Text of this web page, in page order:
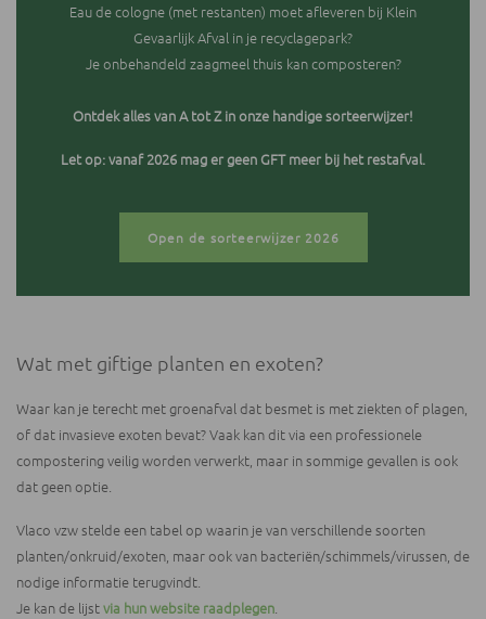
Eau de cologne (met restanten) moet afleveren bij Klein
Gevaarlijk Afval in je recyclagepark?
Je onbehandeld zaagmeel thuis kan composteren?
Ontdek alles van A tot Z in onze handige sorteerwijzer!
Let op: vanaf 2026 mag er geen GFT meer bij het restafval.
Open de sorteerwijzer 2026
Wat met giftige planten en exoten?
Waar kan je terecht met groenafval dat besmet is met ziekten of plagen,
of dat invasieve exoten bevat? Vaak kan dit via een professionele
compostering veilig worden verwerkt, maar in sommige gevallen is ook
dat geen optie.
Vlaco vzw stelde een tabel op waarin je van verschillende soorten
planten/onkruid/exoten, maar ook van bacteriën/schimmels/virussen, de
nodige informatie terugvindt.
Je kan de lijstvia hun website raadplegen.